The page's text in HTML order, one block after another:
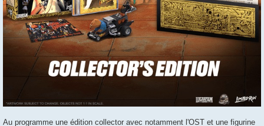
Au programme une édition collector avec notamment l'OST et une figurine